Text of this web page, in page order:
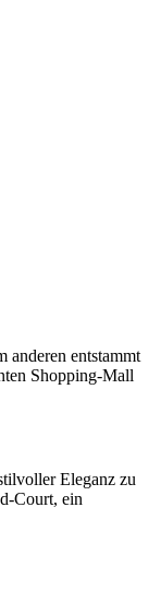
anderen entstammt
Shopping-Mall
Eleganz zu
Court, ein